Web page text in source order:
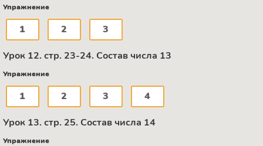
Упражнение
1 2 3
Урок 12. стр. 23-24. Состав числа 13
Упражнение
1 2 3 4
Урок 13. стр. 25. Состав числа 14
Упражнение